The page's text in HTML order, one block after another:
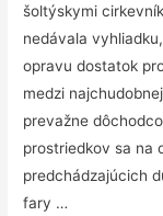
šoltýskymi
nedávala
opravu dostatok
medzi
prevažne
prostriedkov sa na
predchádzajúcich
fary …